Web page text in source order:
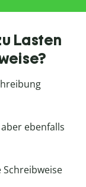
Lasten
ebenfalls